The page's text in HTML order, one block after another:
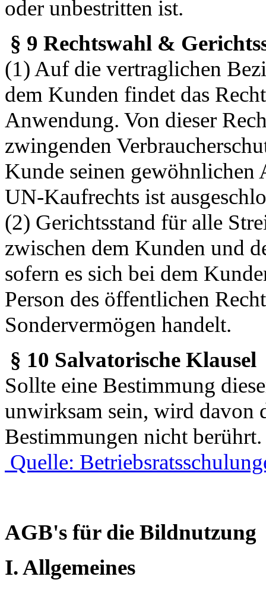
oder unbestritten ist.
§ 9 Rechtswahl &
(1) Auf die vertraglichen
dem Kunden findet das
Anwendung. Von dieser
zwingenden
Kunde seinen
UN-Kaufrechts ist
(2) Gerichtsstand für alle
zwischen dem Kunden und
sofern es sich bei dem
Person des öffentlichen
Sondervermögen handelt.
§ 10 Salvatorische Klausel
Sollte eine Bestimmung
unwirksam sein, wird davon
Bestimmungen nicht berührt.
Quelle:
AGB's für die Bildnutzung
I. Allgemeines